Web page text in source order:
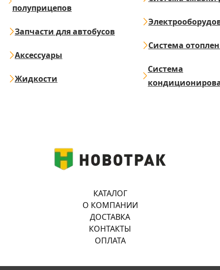
полуприцепов
Запчасти для автобусов
Аксессуары
Жидкости
Система
Система
КАТАЛОГ
О КОМПАНИИ
ДОСТАВКА
КОНТАКТЫ
ОПЛАТА